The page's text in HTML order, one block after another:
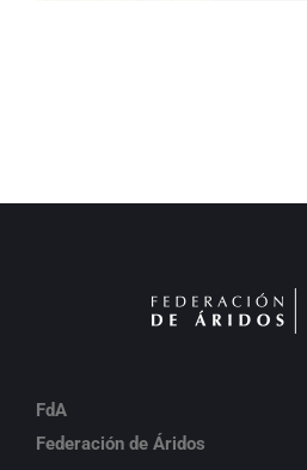
FdA
Federación de Áridos